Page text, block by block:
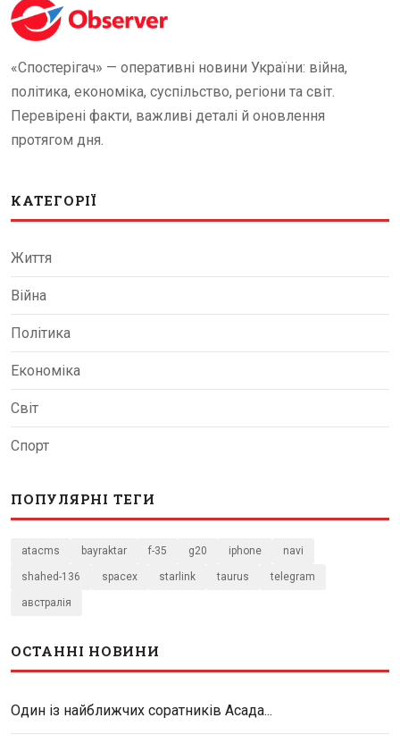
«Спостерігач» — оперативні новини України: війна,
політика, економіка, суспільство, регіони та світ.
Перевірені факти, важливі деталі й оновлення
протягом дня.
КАТЕГОРІЇ
Життя
Війна
Політика
Економіка
Світ
Спорт
ПОПУЛЯРНІ ТЕГИ
atacms bayraktar f-35 g20 iphone navi
shahed-136 spacex starlink taurus telegram
австралія
ОСТАННІ НОВИНИ
Один із найближчих соратників Асада...